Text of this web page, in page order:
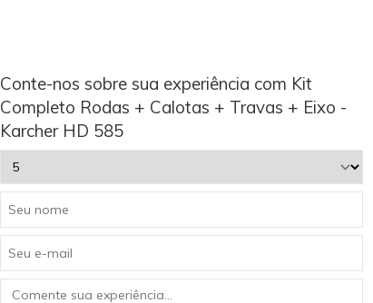
Conte-nos sobre sua experiência com Kit
Completo Rodas + Calotas + Travas + Eixo -
Karcher HD 585